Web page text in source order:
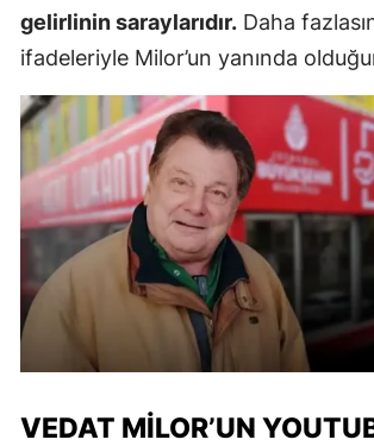
gelirlinin saraylarıdır. Daha
ifadeleriyle Milor’un yanında
VEDAT MILOR’UN